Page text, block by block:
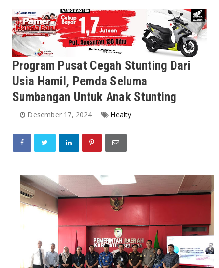
Program Pusat Cegah Stunting Dari
Usia Hamil, Pemda Seluma
Sumbangan Untuk Anak Stunting
Desember 17, 2024 Healty